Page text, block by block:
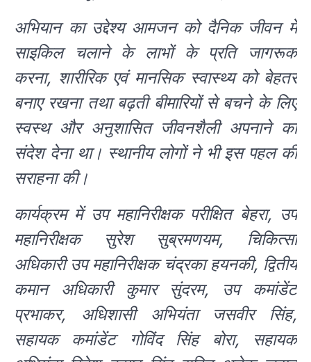
अभियान का उद्देश्य आमजन को दैनिक जीवन में
साइकिल चलाने के लाभों के प्रति जागरूक
करना, शारीरिक एवं मानसिक स्वास्थ्य को बेहतर
बनाए रखना तथा बढ़ती बीमारियों से बचने के लिए
स्वस्थ और अनुशासित जीवनशैली अपनाने का
संदेश देना था। स्थानीय लोगों ने भी इस पहल की
सराहना की।
कार्यक्रम में उप महानिरीक्षक परीक्षित बेहरा, उप
महानिरीक्षक सुरेश सुब्रमणयम, चिकित्सा
अधिकारी उप महानिरीक्षक चंद्रका हयनकी, द्वितीय
कमान अधिकारी कुमार सुंदरम, उप कमांडेंट
प्रभाकर, अधिशासी अभियंता जसवीर सिंह,
सहायक कमांडेंट गोविंद सिंह बोरा, सहायक